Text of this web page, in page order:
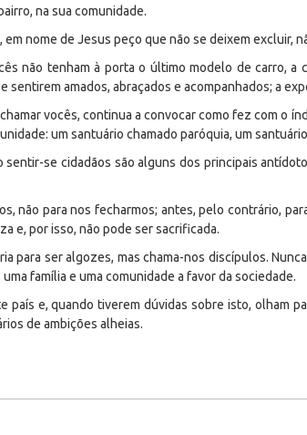
na sua comunidade.
em nome de Jesus peço que não se deixem excluir,
não tenham à porta o último modelo de carro,
sentirem amados, abraçados e acompanhados; a
vocês, continua a convocar como fez com o
um santuário chamado paróquia, um
sentir-se cidadãos são alguns dos principais
não para nos fecharmos; antes, pelo contrário,
e, por isso, não pode ser sacrificada.
para ser algozes, mas chama-nos discípulos.
família e uma comunidade a favor da sociedade.
país e, quando tiverem dúvidas sobre isto, olham
de ambições alheias.